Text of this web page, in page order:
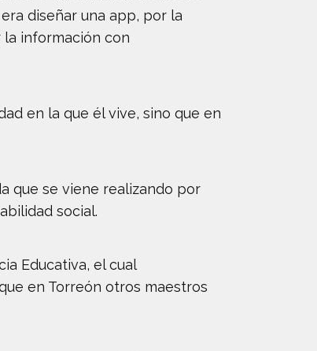
diseñar una app, por la
información con
en la que él vive, sino que en
que se viene realizando por
social.
Educativa, el cual
en Torreón otros maestros